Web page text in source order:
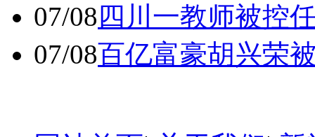
07/08 四川一教师被控
07/08百亿富豪胡兴荣